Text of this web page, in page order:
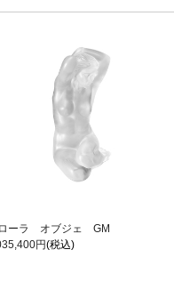
ーラ オブジェ GM
円(税込)